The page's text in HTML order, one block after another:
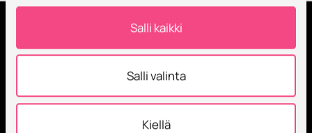
Salli kaikki
Salli valinta
Kiellä
Tilaa Savonian uutiskirje